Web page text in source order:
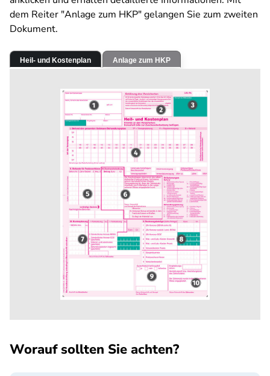
dem Reiter "Anlage zum HKP" gelangen Sie zum zweiten
Dokument.
Heil- und Kostenplan Anlage zum HKP
Worauf sollten Sie achten?